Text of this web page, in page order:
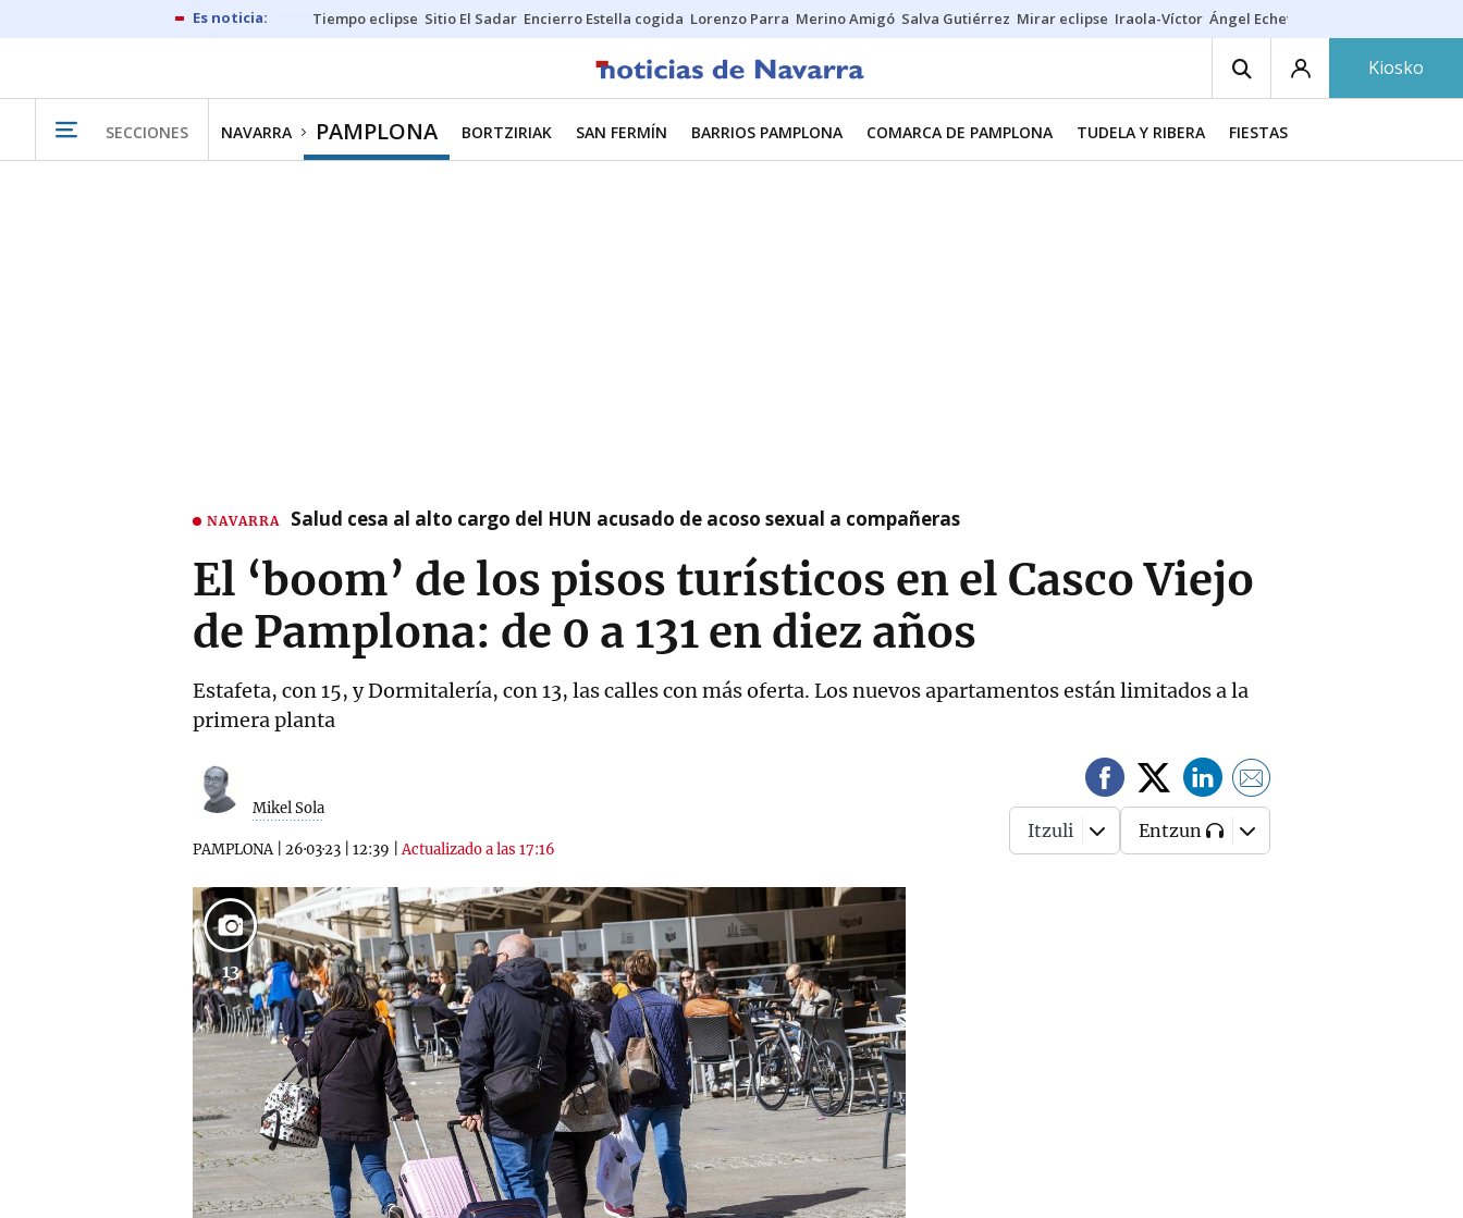
Tiempo eclipse Sitio El Sadar Encierro Estella cogida Lorenzo Parra Merino Amigó Salva Gutiérrez Mirar eclipse Iraola-Víctor Ángel Echeverría
Kiosko
SECCIONES NAVARRA PAMPLONA BORTZIRIAK SAN FERMÍN BARRIOS PAMPLONA COMARCA DE PAMPLONA TUDELA Y RIBERA FIESTAS
NAVARRA Salud cesa al alto cargo del HUN acusado de acoso sexual a compañeras
El ‘boom’ de los pisos turísticos en el Casco Viejo
de Pamplona: de 0 a 131 en diez años
Estafeta, con 15, y Dormitalería, con 13, las calles con más oferta. Los nuevos apartamentos están limitados a la
primera planta
Mikel Sola
PAMPLONA| 26·03·23 12:39 |Actualizado a las 17:16
Itzuli Entzun
13